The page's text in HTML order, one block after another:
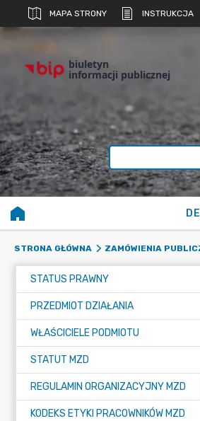
MAPA STRONY INSTRUKCJA
biuletyn
informacji publicznej
STRONA GŁÓWNA ZAMÓWIENIA
STATUS PRAWNY
PRZEDMIOT DZIAŁANIA
WŁAŚCICIELE PODMIOTU
STATUT MZD
REGULAMIN ORGANIZACYJNY MZD
KODEKS ETYKI PRACOWNIKÓW MZD